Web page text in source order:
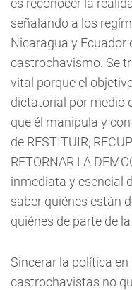
es reconocer la
señalando a los
Nicaragua y Ecuador
castrochavismo. Se
vital porque el
dictatorial por medio
que él manipula y
de RESTITUIR,
RETORNAR LA
inmediata y esencial
saber quiénes están
quiénes de parte de
Sincerar la política
castrochavistas no